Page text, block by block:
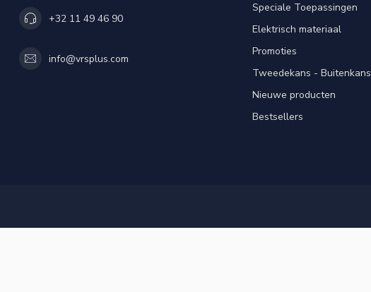
+32 11 49 46 90
info@vrsplus.com
Speciale Toepassingen
Elektrisch materiaal
Promoties
Tweedekans - Buitenkans
Nieuwe producten
Bestsellers